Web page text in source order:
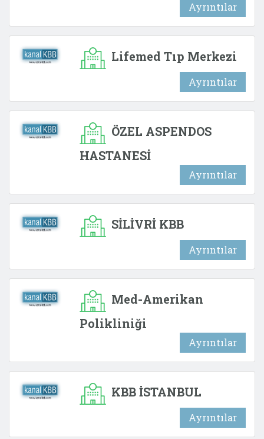
Ayrıntılar
Lifemed Tıp Merkezi
Ayrıntılar
ÖZEL ASPENDOS
HASTANESİ
Ayrıntılar
SİLİVRİ KBB
Ayrıntılar
Med-Amerikan
Polikliniği
Ayrıntılar
KBB İSTANBUL
Ayrıntılar